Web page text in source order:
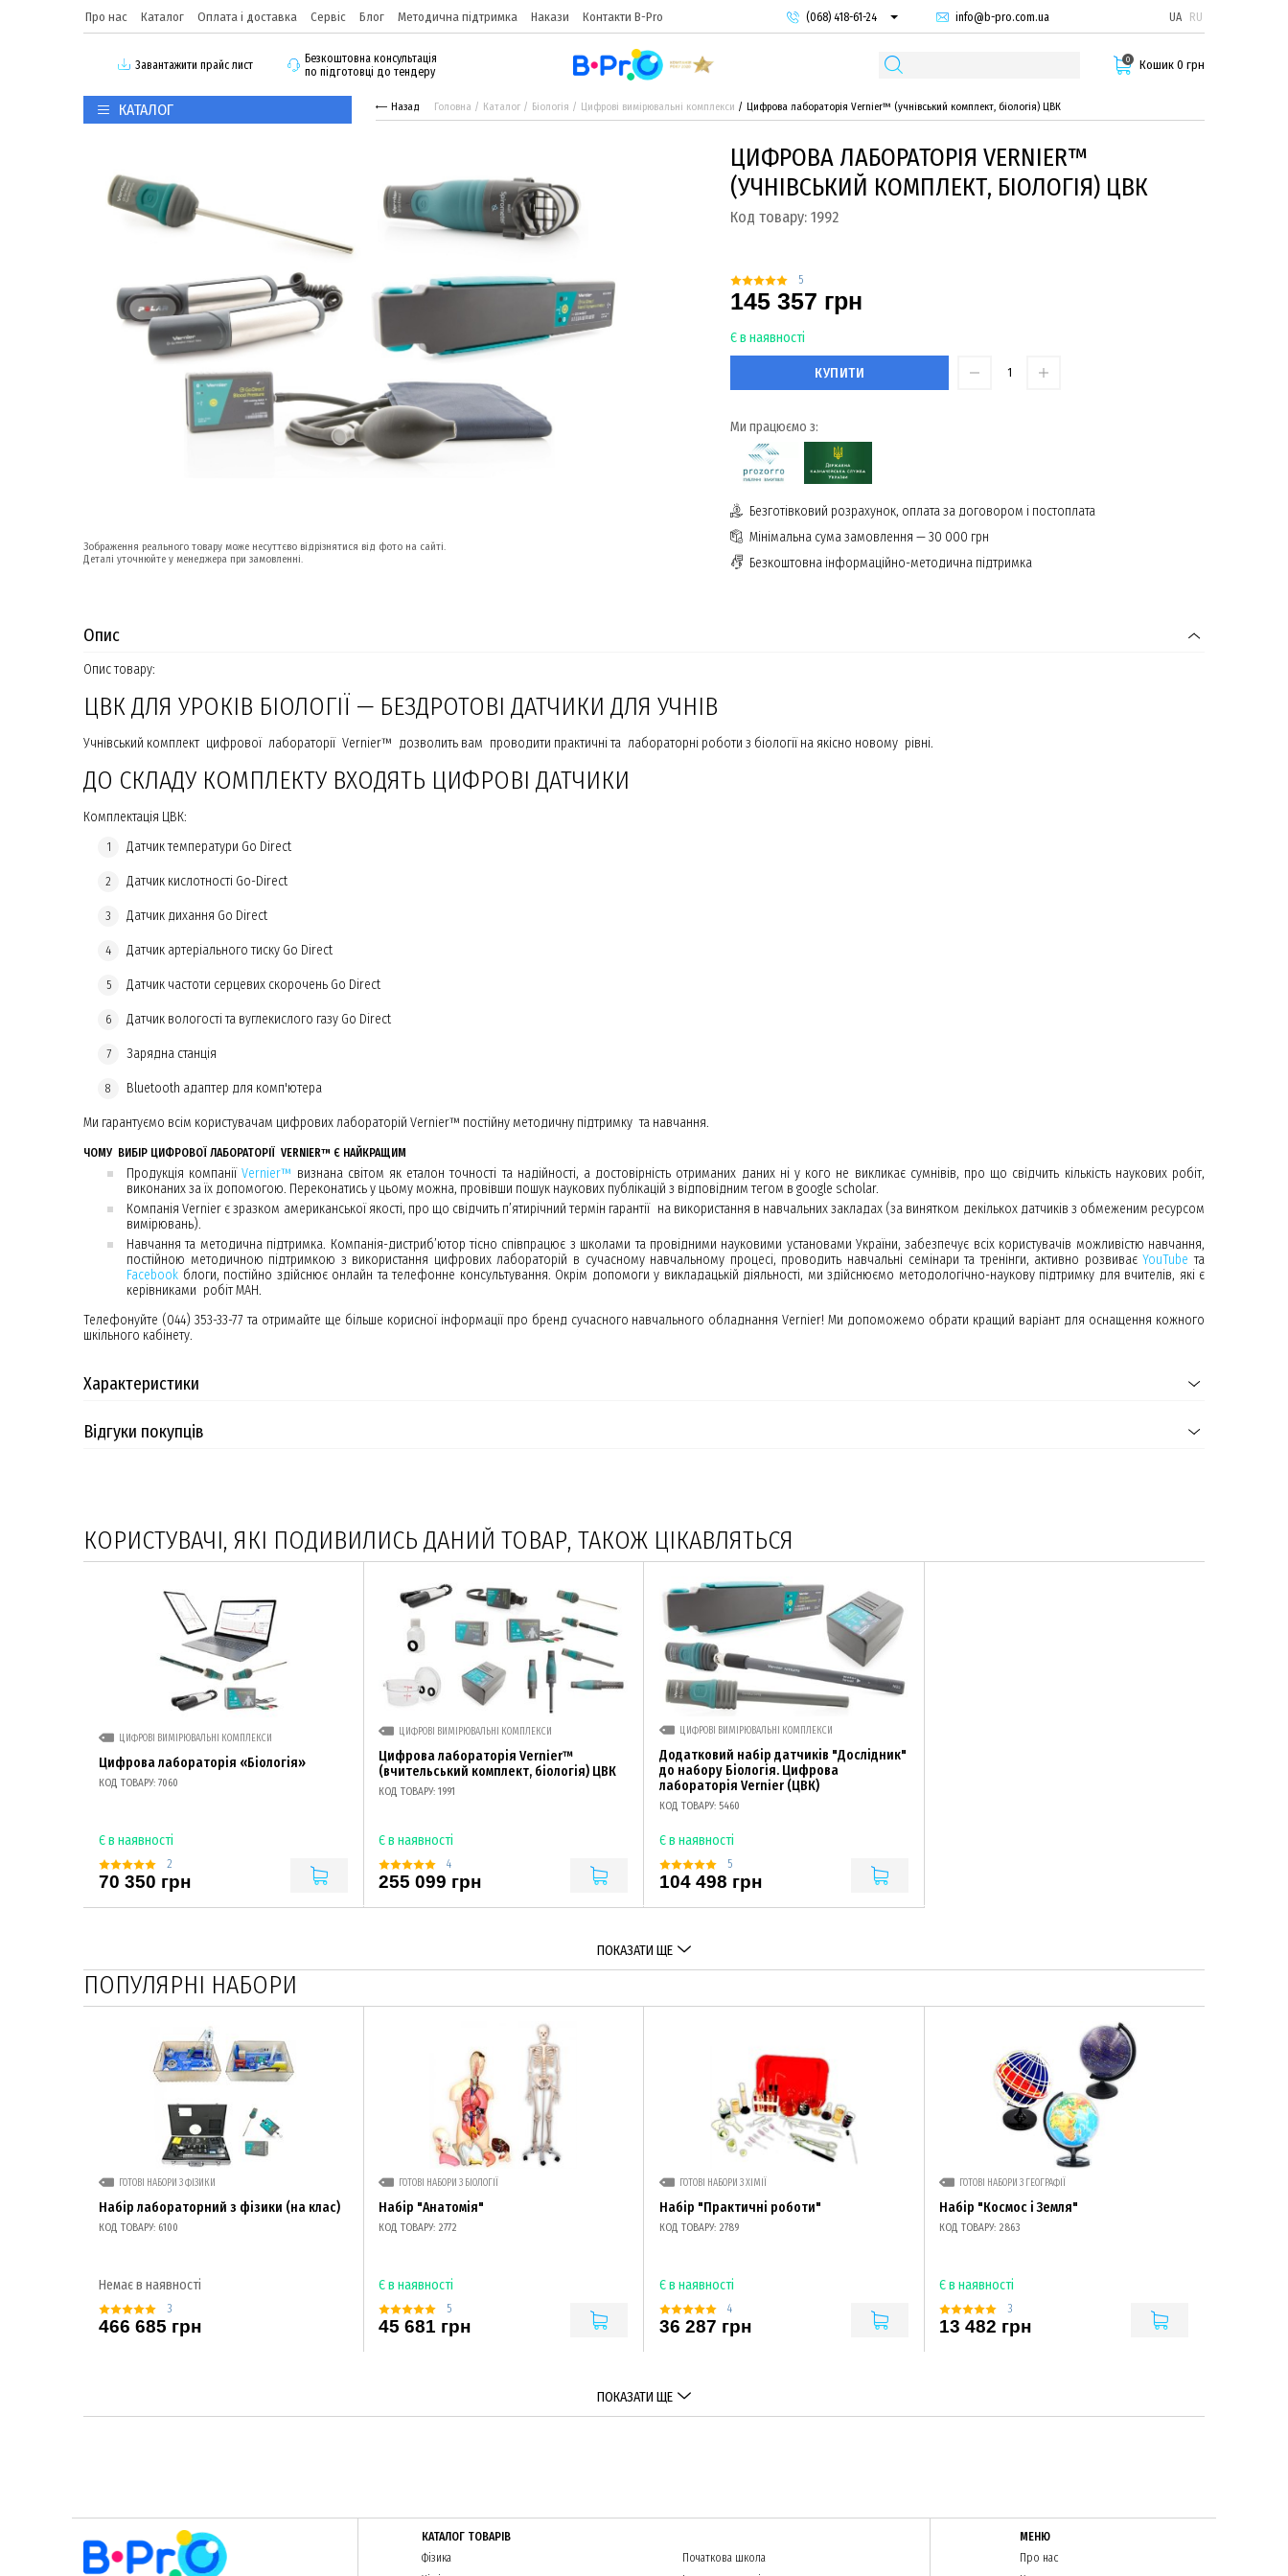
Про нас Каталог Оплата і доставка Сервіс Блог Методична підтримка Накази Контакти B-Pro
(068) 418-61-24
info@b-pro.com.ua UA RU
3авантажити прайс лист
Безкоштовна консультація
по підготовці до тендеру
0 Кошик 0 грн
КАТАЛОГ Назад Головна Каталог Біологія Цифрові вимірювальні комплекси Цифрова лабораторія Vernier™ (учнівський комплект, біологія) ЦВК
Зображення реального товару може несуттєво відрізнятися від фото на сайті.
Деталі уточнюйте у менеджера при замовленні.
ЦИФРОВА ЛАБОРАТОРІЯ VERNIER™
(УЧНІВСЬКИЙ КОМПЛЕКТ, БІОЛОГІЯ) ЦВК
Код товару: 1992
5
145 357 грн
Є в наявності
КУПИТИ
Ми працюємо з:
Безготівковий розрахунок, оплата за договором і постоплата
Мінімальна сума замовлення — 30 000 грн
Безкоштовна інформаційно-методична підтримка
Опис
Опис товару:
ЦВК ДЛЯ УРОКІВ БІОЛОГІЇ — БЕЗДРОТОВІ ДАТЧИКИ ДЛЯ УЧНІВ
Учнівський комплект цифрової лабораторії Vernier™ дозволить вам проводити практичні та лабораторні роботи з біології на якісно новому рівні.
ДО СКЛАДУ КОМПЛЕКТУ ВХОДЯТЬ ЦИФРОВІ ДАТЧИКИ
Комплектація ЦВК:
Датчик температури Go Direct
Датчик кислотності Go-Direct
Датчик дихання Go Direct
Датчик артеріального тиску Go Direct
Датчик частоти серцевих скорочень Go Direct
Датчик вологості та вуглекислого газу Go Direct
Зарядна станція
Bluetooth адаптер для комп'ютера
Ми гарантуємо всім користувачам цифрових лабораторій Vernier™ постійну методичну підтримку та навчання.
ЧОМУ ВИБІР ЦИФРОВОЇ ЛАБОРАТОРІЇ VERNIER™ Є НАЙКРАЩИМ
Продукція компаніїVernier™ визнана світом як еталон точності та надійності, а достовірність отриманих даних ні у кого не викликає сумнівів, про що свідчить кількість наукових робіт,
виконаних за їх допомогою. Переконатись у цьому можна, провівши пошук наукових публікацій з відповідним тегом в google scholar.
Компанія Vernier є зразком американської якості, про що свідчить п’ятирічний термін гарантії на використання в навчальних закладах (за винятком декількох датчиків з обмеженим ресурсом
вимірювань).
Навчання та методична підтримка. Компанія-дистриб’ютор тісно співпрацює з школами та провідними науковими установами України, забезпечує всіх користувачів можливістю навчання,
постійною методичною підтримкою з використання цифрових лабораторій в сучасному навчальному процесі, проводить навчальні семінари та тренінги, активно розвиваєYouTube та
Facebook блоги, постійно здійснює онлайн та телефонне консультування. Окрім допомоги у викладацькій діяльності, ми здійснюємо методологічно-наукову підтримку для вчителів, які є
керівниками робіт МАН.
Телефонуйте (044) 353-33-77 та отримайте ще більше корисної інформації про бренд сучасного навчального обладнання Vernier! Ми допоможемо обрати кращий варіант для оснащення кожного
шкільного кабінету.
Характеристики
Відгуки покупців
КОРИСТУВАЧІ, ЯКІ ПОДИВИЛИСЬ ДАНИЙ ТОВАР, ТАКОЖ ЦІКАВЛЯТЬСЯ
ЦИФРОВІ ВИМІРЮВАЛЬНІ КОМПЛЕКСИ
Цифрова лабораторія «Біологія»
КОД ТОВАРУ: 7060
Є в наявності
2
70 350 грн
ЦИФРОВІ ВИМІРЮВАЛЬНІ КОМПЛЕКСИ
Цифрова лабораторія Vernier™
(вчительський комплект, біологія) ЦВК
КОД ТОВАРУ: 1991
Є в наявності
4
255 099 грн
ЦИФРОВІ ВИМІРЮВАЛЬНІ КОМПЛЕКСИ
Додатковий набір датчиків "Дослідник"
до набору Біологія. Цифрова
лабораторія Vernier (ЦВК)
КОД ТОВАРУ: 5460
Є в наявності
5
104 498 грн
ПОКАЗАТИ ЩЕ
ПОПУЛЯРНІ НАБОРИ
ГОТОВІ НАБОРИ З ФІЗИКИ
Набір лабораторний з фізики (на клас)
КОД ТОВАРУ: 6100
Немає в наявності
3
466 685 грн
ГОТОВІ НАБОРИ З БІОЛОГІЇ
Набір "Анатомія"
КОД ТОВАРУ: 2772
Є в наявності
5
45 681 грн
ГОТОВІ НАБОРИ З ХІМІЇ
Набір "Практичні роботи"
КОД ТОВАРУ: 2789
Є в наявності
4
36 287 грн
ГОТОВІ НАБОРИ З ГЕОГРАФІЇ
Набір "Космос і Земля"
КОД ТОВАРУ: 2863
Є в наявності
3
13 482 грн
ПОКАЗАТИ ЩЕ
КАТАЛОГ ТОВАРІВ
Фізика
Початкова школа
МЕНЮ
Про нас